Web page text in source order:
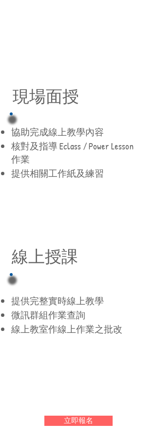
現場面授
協助完成線上教學內容
核對及指導 Eclass / Power Lesson
作業
提供相關工作紙及練習
線上授課
​提供完整實時線上教學
微訊群組作業查詢
​線上教室作線上作業之批改
立即報名